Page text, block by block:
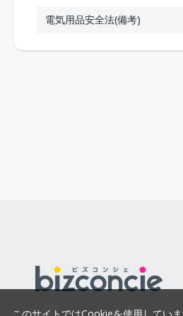
電気用品安全法(備考)